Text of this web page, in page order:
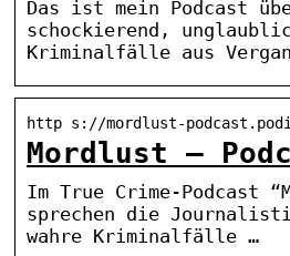
Das ist mein Podcast
schockierend,
Kriminalfälle aus
http s://mordlust-
Mordlust –
Im True Crime-Podcast
sprechen die
wahre Kriminalfälle …